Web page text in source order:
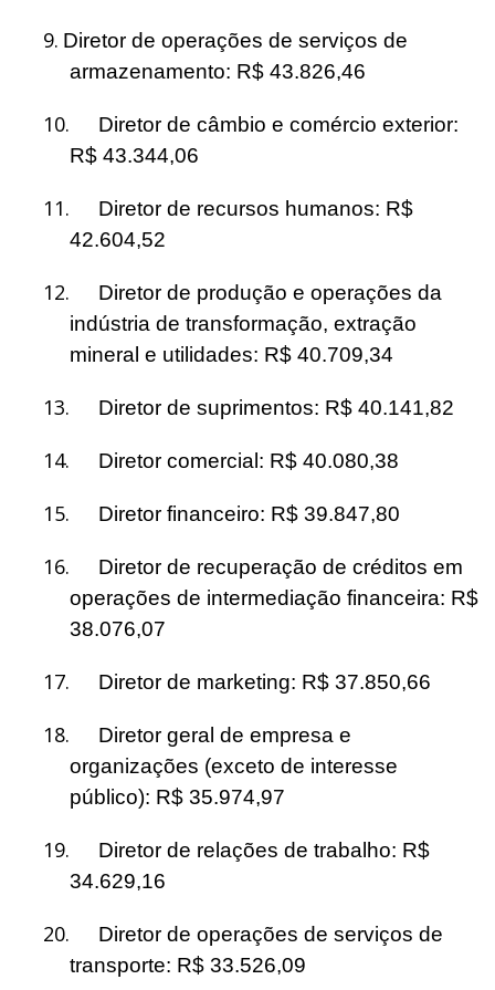
9. Diretor de operações de serviços de
armazenamento: R$ 43.826,46
10.
Diretor de câmbio e comércio exterior:
R$ 43.344,06
11.
Diretor de recursos humanos: R$
42.604,52
12.
Diretor de produção e operações da
indústria de transformação, extração
mineral e utilidades: R$ 40.709,34
13. Diretor de suprimentos: R$ 40.141,82
14. Diretor comercial: R$ 40.080,38
15. Diretor financeiro: R$ 39.847,80
16.
Diretor de recuperação de créditos em
operações de intermediação financeira: R$
38.076,07
17. Diretor de marketing: R$ 37.850,66
18.
Diretor geral de empresa e
organizações (exceto de interesse
público): R$ 35.974,97
19.
Diretor de relações de trabalho: R$
34.629,16
20.
Diretor de operações de serviços de
transporte: R$ 33.526,09